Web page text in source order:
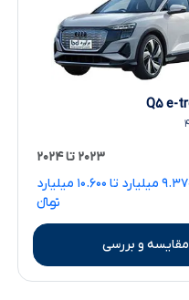
۲۰۲۳ تا ۲۰۲۴
۹.۳۷۰ میلیارد تا ۱۰.۶۰۰ میلیارد
تومانءءء
مقایسه و بررسی